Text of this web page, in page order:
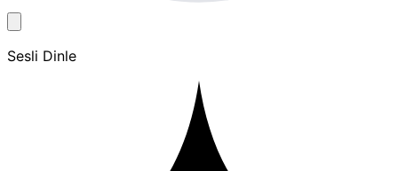
Sesli Dinle